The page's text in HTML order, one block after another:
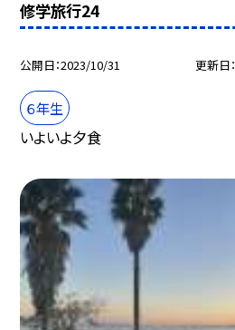
修学旅行24
公開日 2023/10/31 更新日
６年生
いよいよ夕食